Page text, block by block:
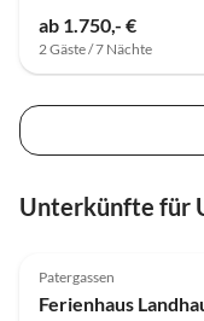
ab 1.750,- €
2 Gäste / 7 Nächte
Unterkünfte für
Patergassen
Ferienhaus